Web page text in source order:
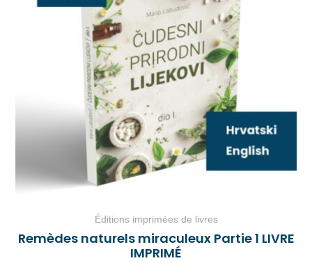
Éditions imprimées de livres
Remèdes naturels miraculeux Partie 1 LIVRE
IMPRIMÉ